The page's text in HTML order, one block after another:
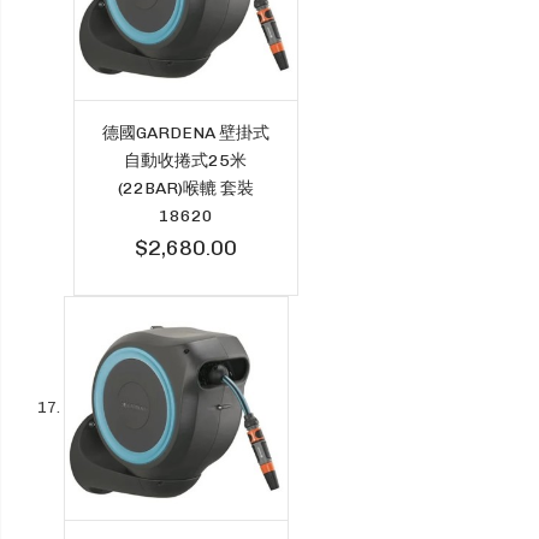
德國GARDENA 壁掛式
自動收捲式25米
(22BAR)喉轆 套裝
18620
$2,680.00